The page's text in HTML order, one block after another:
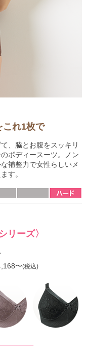
これ1枚で
、脇とお腹をスッキリ
ボディースーツ。ノン
補整力で女性らしいメ
す。
リーズ〉
〜(税込)